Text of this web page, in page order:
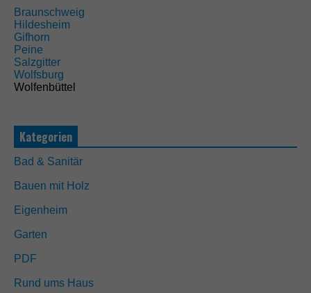
Braunschweig
Hildesheim
Gifhorn
Peine
Salzgitter
Wolfsburg
Wolfenbüttel
Kategorien
Bad & Sanitär
Bauen mit Holz
Eigenheim
Garten
PDF
Rund ums Haus
t